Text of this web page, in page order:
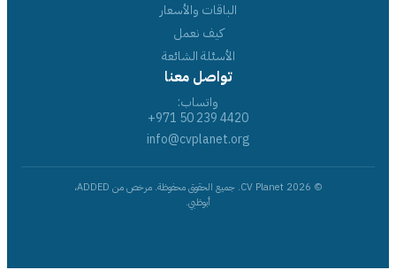
الباقات والأسعار
كيف نعمل
الأسئلة الشائعة
تواصل معنا
واتساب:
+971 50 239 4420
info@cvplanet.org
© 2026 CV Planet. جميع الحقوق محفوظة. مرخص من ADDED،
أبوظبي.